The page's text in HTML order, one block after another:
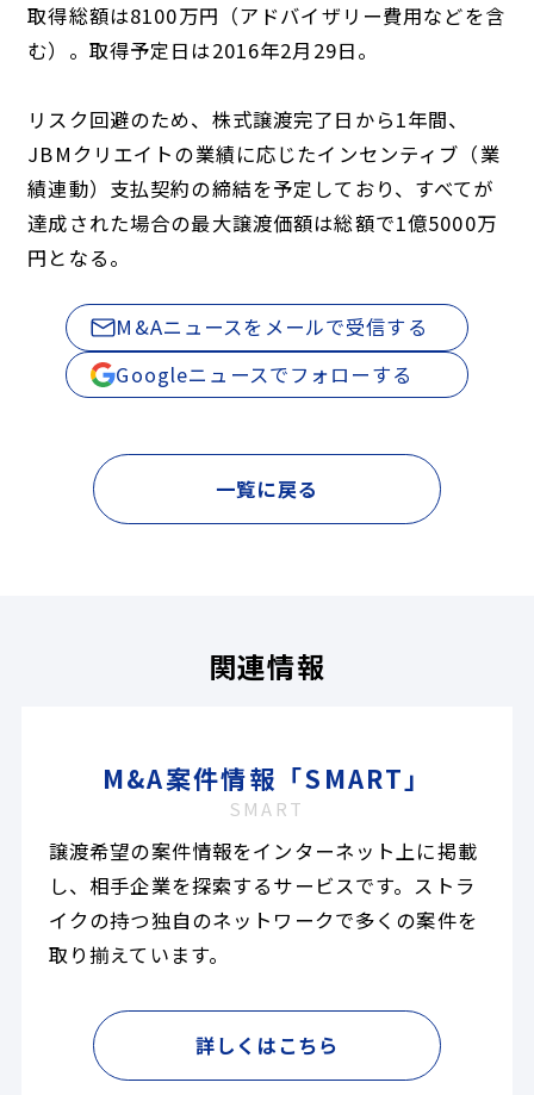
取得総額は8100万円（アドバイザリー費用などを含
む）。取得予定日は2016年2月29日。
リスク回避のため、株式譲渡完了日から1年間、
JBMクリエイトの業績に応じたインセンティブ（業
績連動）支払契約の締結を予定しており、すべてが
達成された場合の最大譲渡価額は総額で1億5000万
円となる。
M&Aニュースをメールで受信する
Googleニュースでフォローする
一覧に戻る
関連情報
M&A案件情報「SMART」
SMART
譲渡希望の案件情報をインターネット上に掲載
し、相手企業を探索するサービスです。ストラ
イクの持つ独自のネットワークで多くの案件を
取り揃えています。
詳しくはこちら